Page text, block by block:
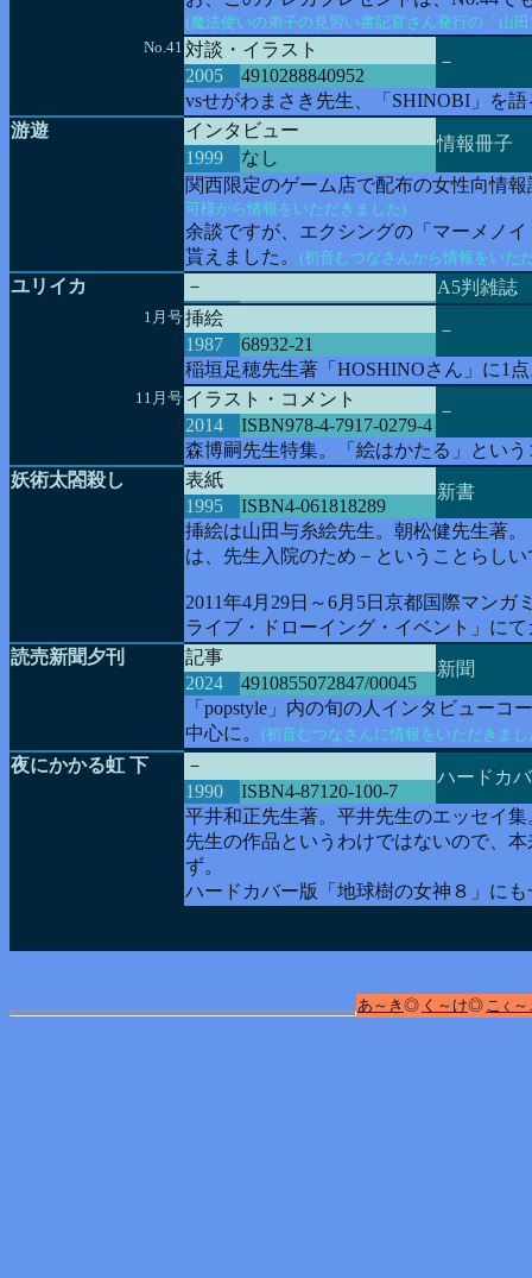
(魔法使いの弟子の見習い書記官さん発行の「山
No.41 対談・イラスト
－
2005
4910288840952
vsせがわまさき先生、「SHINOBI」を語
游遊
インタビュー
情報冊子
1999
なし
関西限定のゲーム店で配布の女性向情報
可様から情報をいただきました)
余談ですが、エクシングの「マーメノ
貰えました。 (初音むつなさんから情報をいた
ユリイカ － A5判雑誌
1月号挿絵
－
1987
68932-21
稲垣足穂先生著「HOSHINOさん」に1
11月号 イラスト・コメント
－
2014
ISBN978-4-7917-0279-4
森博嗣先生特集。「絵はかたる」とい
妖術太閤殺し
表紙
新書
1995
ISBN4-061818289
挿絵は山田与糸絵先生。朝松健先生著。
は、先生入院のため－ということらしい
2011年4月29日～6月5日京都国際マン
ライブ・ドローイング・イベント」に
読売新聞夕刊
記事
新聞
2024
4910855072847/00045
「popstyle」内の旬の人インタビュー
中心に。 (初音むつなさんに情報をいただきまし
夜にかかる虹 下 －
ハードカ
1990
ISBN4-87120-100-7
平井和正先生著。平井先生のエッセイ
先生の作品というわけではないので、
ず。
ハードカバー版「地球樹の女神８」に
あ～き ◎ く～け◎ こ く